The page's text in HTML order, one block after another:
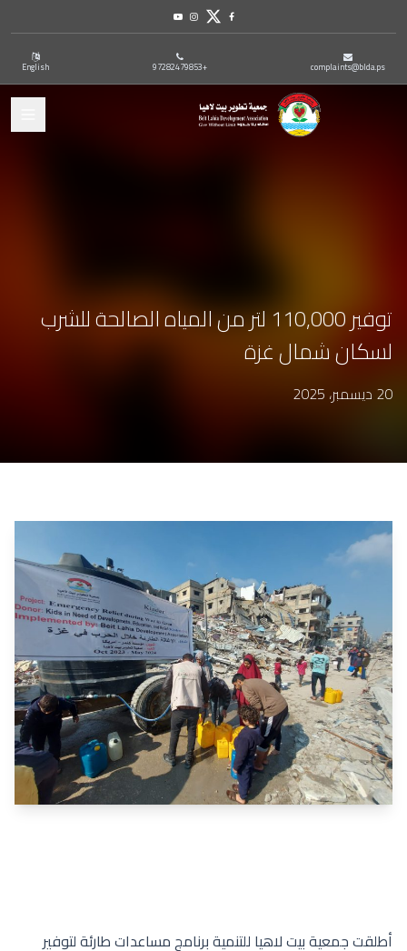
Facebook
Twitter
Instagram
Youtube
complaints@blda.ps
+97282479853
English
توفير 110,000 لتر من المياه الصالحة للشرب
لسكان شمال غزة
20 ديسمبر، 2025
أطلقت جمعية بيت لاهيا للتنمية برنامج مساعدات طارئة لتوفير